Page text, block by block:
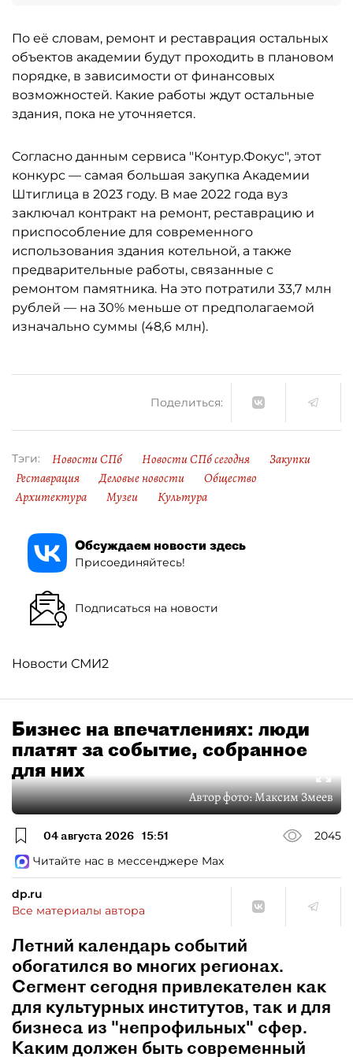
По её словам, ремонт и реставрация остальных
объектов академии будут проходить в плановом
порядке, в зависимости от финансовых
возможностей. Какие работы ждут остальные
здания, пока не уточняется.
Согласно данным сервиса "Контур.Фокус", этот
конкурс — самая большая закупка Академии
Штиглица в 2023 году. В мае 2022 года вуз
заключал контракт на ремонт, реставрацию и
приспособление для современного
использования здания котельной, а также
предварительные работы, связанные с
ремонтом памятника. На это потратили 33,7 млн
рублей — на 30% меньше от предполагаемой
изначально суммы (48,6 млн).
Поделиться:
Тэги: Новости СПб Новости СПб сегодня
Закупки
Реставрация
Деловые новости
Общество
Архитектура
Музеи Культура
Обсуждаем новости здесь
Присоединяйтесь!
Подписаться на новости
Новости СМИ2
Бизнес на впечатлениях: люди
платят за событие, собранное
для них
Автор фото:Максим Змеев
04 августа 2026 15:51
2045
Читайте нас в мессенджере Max
dp.ru
Все материалы автора
Летний календарь событий
обогатился во многих регионах.
Сегмент сегодня привлекателен как
для культурных институтов, так и для
бизнеса из "непрофильных" сфер.
Каким должен быть современный